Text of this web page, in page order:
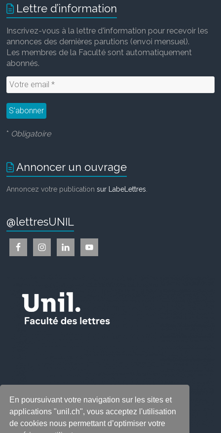
En poursuivant votre navigation sur les sites et
applications "unil.ch", vous acceptez l'utilisation
de cookies nous permettant d’optimiser votre
Lettre d’information
Inscrivez-vous à la lettre d'information pour recevoir les
annonces des dernières parutions (envoi mensuel).
Les membres de la Faculté sont automatiquement
abonnés.
* Obligatoire
Annoncer un ouvrage
Annoncez votre publicationsur LabeLettres
@lettresUNIL